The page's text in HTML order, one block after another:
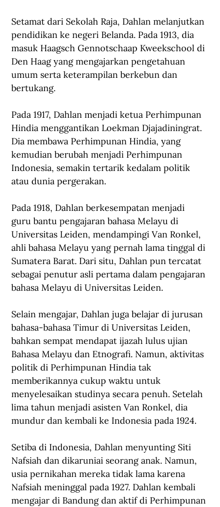
Setamat dari Sekolah Raja, Dahlan melanjutkan
pendidikan ke negeri Belanda. Pada 1913, dia
masuk Haagsch Gennotschaap Kweekschool di
Den Haag yang mengajarkan pengetahuan
umum serta keterampilan berkebun dan
bertukang.
Pada 1917, Dahlan menjadi ketua Perhimpunan
Hindia menggantikan Loekman Djajadiningrat.
Dia membawa Perhimpunan Hindia, yang
kemudian berubah menjadi Perhimpunan
Indonesia, semakin tertarik kedalam politik
atau dunia pergerakan.
Pada 1918, Dahlan berkesempatan menjadi
guru bantu pengajaran bahasa Melayu di
Universitas Leiden, mendampingi Van Ronkel,
ahli bahasa Melayu yang pernah lama tinggal di
Sumatera Barat. Dari situ, Dahlan pun tercatat
sebagai penutur asli pertama dalam pengajaran
bahasa Melayu di Universitas Leiden.
Selain mengajar, Dahlan juga belajar di jurusan
bahasa-bahasa Timur di Universitas Leiden,
bahkan sempat mendapat ijazah lulus ujian
Bahasa Melayu dan Etnografi. Namun, aktivitas
politik di Perhimpunan Hindia tak
memberikannya cukup waktu untuk
menyelesaikan studinya secara penuh. Setelah
lima tahun menjadi asisten Van Ronkel, dia
mundur dan kembali ke Indonesia pada 1924.
Setiba di Indonesia, Dahlan menyunting Siti
Nafsiah dan dikaruniai seorang anak. Namun,
usia pernikahan mereka tidak lama karena
Nafsiah meninggal pada 1927. Dahlan kembali
mengajar di Bandung dan aktif di Perhimpunan